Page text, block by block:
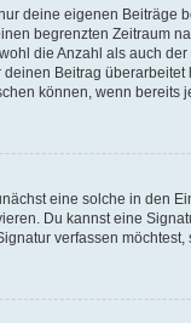
deine eigenen
begrenzten Zeitraum
die Anzahl als auch
Beitrag
können, wenn bereits
eine solche in den
Du kannst eine
verfassen